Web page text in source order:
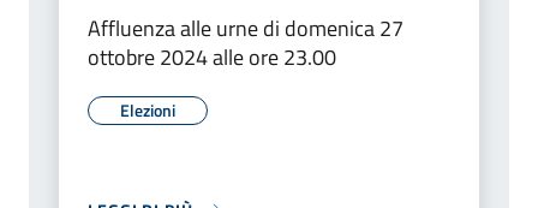
Affluenza alle urne di domenica 27
ottobre 2024 alle ore 23.00
Elezioni